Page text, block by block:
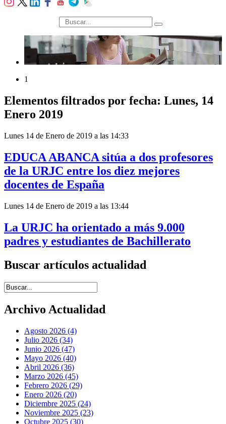
búsqueda
1
Elementos filtrados por fecha: Lunes, 14
Enero 2019
Lunes 14 de Enero de 2019 a las 14:33
EDUCA ABANCA sitúa a dos profesores
de la URJC entre los diez mejores
docentes de España
Lunes 14 de Enero de 2019 a las 13:44
La URJC ha orientado a más 9.000
padres y estudiantes de Bachillerato
Buscar artículos actualidad
Introduce términos de búsqueda
Archivo Actualidad
Agosto 2026 (4)
Julio 2026 (34)
Junio 2026 (47)
Mayo 2026 (40)
Abril 2026 (36)
Marzo 2026 (45)
Febrero 2026 (29)
Enero 2026 (20)
Diciembre 2025 (24)
Noviembre 2025 (23)
Octubre 2025 (30)